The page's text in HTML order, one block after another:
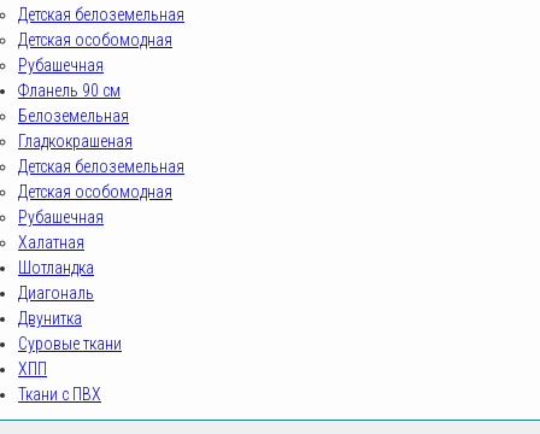
Детская белоземельная
Детская особомодная
Рубашечная
Фланель 90 см
Белоземельная
Гладкокрашеная
Детская белоземельная
Детская особомодная
Рубашечная
Халатная
Шотландка
Диагональ
Двунитка
Суровые ткани
ХПП
Ткани с ПВХ